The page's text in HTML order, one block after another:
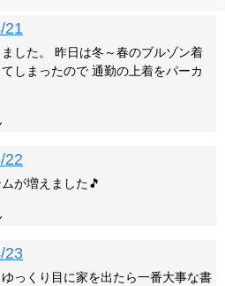
した。 昨日は冬～春のブルゾン着
しまったので 通勤の上着をパーカ
が増えました🎵
っくり目に家を出たら一番大事な書